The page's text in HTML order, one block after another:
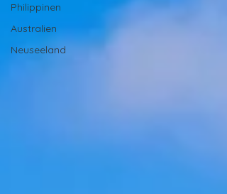
Philippinen
Australien
Neuseeland